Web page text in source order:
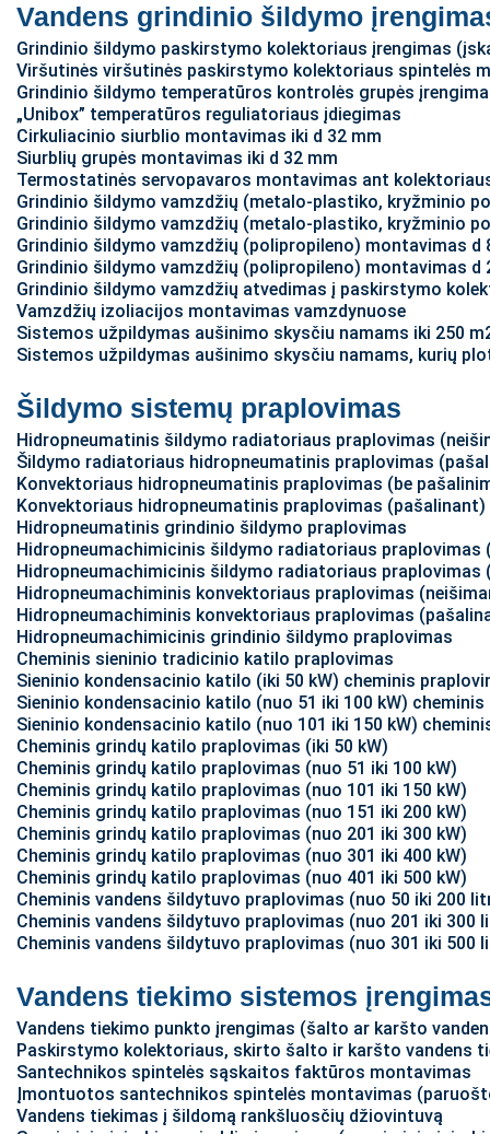
Vandens grindinio šildymo
Grindinio šildymo paskirstymo kolektoriaus įrengimas
Viršutinės viršutinės paskirstymo kolektoriaus spintelės
Grindinio šildymo temperatūros kontrolės grupės
„Unibox” temperatūros reguliatoriaus įdiegimas
Cirkuliacinio siurblio montavimas iki d 32 mm
Siurblių grupės montavimas iki d 32 mm
Termostatinės servopavaros montavimas ant
Grindinio šildymo vamzdžių (metalo-plastiko, kryžminio
Grindinio šildymo vamzdžių (metalo-plastiko, kryžminio
Grindinio šildymo vamzdžių (polipropileno) montavimas d
Grindinio šildymo vamzdžių (polipropileno) montavimas d
Grindinio šildymo vamzdžių atvedimas į paskirstymo
Vamzdžių izoliacijos montavimas vamzdynuose
Sistemos užpildymas aušinimo skysčiu namams iki 250
Sistemos užpildymas aušinimo skysčiu namams, kurių
Šildymo sistemų praplovimas
Hidropneumatinis šildymo radiatoriaus praplovimas
Šildymo radiatoriaus hidropneumatinis praplovimas
Konvektoriaus hidropneumatinis praplovimas (be
Konvektoriaus hidropneumatinis praplovimas (pašalinant)
Hidropneumatinis grindinio šildymo praplovimas
Hidropneumachimicinis šildymo radiatoriaus praplovimas
Hidropneumachimicinis šildymo radiatoriaus praplovimas
Hidropneumachiminis konvektoriaus praplovimas
Hidropneumachiminis konvektoriaus praplovimas
Hidropneumachimicinis grindinio šildymo praplovimas
Cheminis sieninio tradicinio katilo praplovimas
Sieninio kondensacinio katilo (iki 50 kW) cheminis
Sieninio kondensacinio katilo (nuo 51 iki 100 kW)
Sieninio kondensacinio katilo (nuo 101 iki 150 kW)
Cheminis grindų katilo praplovimas (iki 50 kW)
Cheminis grindų katilo praplovimas (nuo 51 iki 100 kW)
Cheminis grindų katilo praplovimas (nuo 101 iki 150 kW)
Cheminis grindų katilo praplovimas (nuo 151 iki 200 kW)
Cheminis grindų katilo praplovimas (nuo 201 iki 300 kW)
Cheminis grindų katilo praplovimas (nuo 301 iki 400 kW)
Cheminis grindų katilo praplovimas (nuo 401 iki 500 kW)
Cheminis vandens šildytuvo praplovimas (nuo 50 iki 200
Cheminis vandens šildytuvo praplovimas (nuo 201 iki 300
Cheminis vandens šildytuvo praplovimas (nuo 301 iki 500
Vandens tiekimo sistemos
Vandens tiekimo punkto įrengimas (šalto ar karšto
Paskirstymo kolektoriaus, skirto šalto ir karšto vandens
Santechnikos spintelės sąskaitos faktūros montavimas
Įmontuotos santechnikos spintelės montavimas
Vandens tiekimas į šildomą rankšluosčių džiovintuvą